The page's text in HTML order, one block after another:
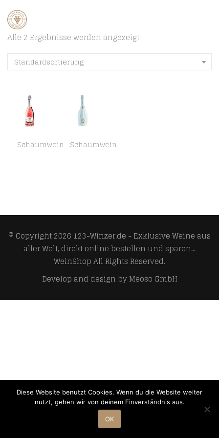
Alle 2 Ergebnisse werden angezeigt
Standardsortierung
Schaumwein Schaumwein
© Copyright 2026 123-Winzer.de - Exklusive Weine aus
aller Welt, direkt online bestellen und sparen...
WeinShopAll Rights Reserved.
Develop and design byMeoso GmbH
Diese Website benutzt Cookies. Wenn du die Website weiter
nutzt, gehen wir von deinem Einverständnis aus.
OK